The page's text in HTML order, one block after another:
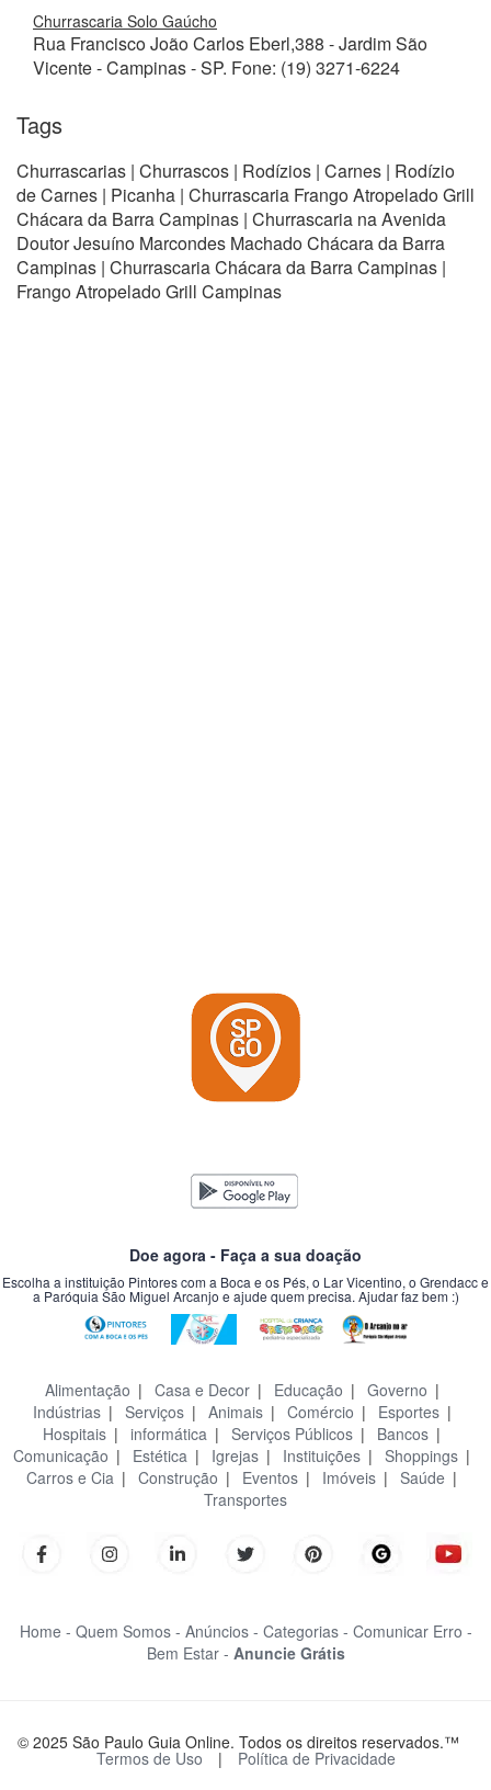
Churrascaria Solo Gaúcho
Rua Francisco João Carlos Eberl,388 - Jardim São
Vicente - Campinas - SP. Fone: (19) 3271-6224
Tags
Churrascarias | Churrascos | Rodízios | Carnes | Rodízio
de Carnes | Picanha | Churrascaria Frango Atropelado Grill
Chácara da Barra Campinas | Churrascaria na Avenida
Doutor Jesuíno Marcondes Machado Chácara da Barra
Campinas | Churrascaria Chácara da Barra Campinas |
Frango Atropelado Grill Campinas
Doe agora - Faça a sua doação
Escolha a instituição Pintores com a Boca e os Pés, o Lar Vicentino, o Grendacc e
a Paróquia São Miguel Arcanjo e ajude quem precisa. Ajudar faz bem :)
Alimentação | Casa e Decor| Educação | Governo |
Indústrias| Serviços| Animais| Comércio | Esportes|
Hospitais | informática | Serviços Públicos | Bancos |
Comunicação | Estética | Igrejas | Instituições | Shoppings |
Carros e Cia | Construção | Eventos | Imóveis | Saúde |
Transportes
Home - Quem Somos - Anúncios - Categorias - Comunicar Erro -
Bem Estar - Anuncie Grátis
© 2025 São Paulo Guia Online. Todos os direitos reservados.™
Termos de Uso | Política de Privacidade